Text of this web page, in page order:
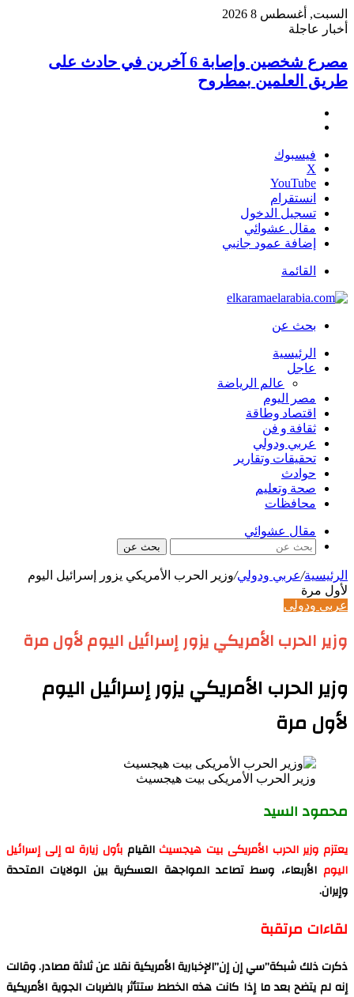
السبت, أغسطس 8 2026
أخبار عاجلة
مصرع شخصين وإصابة 6 آخرين في حادث على
طريق العلمين بمطروح
فيسبوك
‫X
‫YouTube
انستقرام
تسجيل الدخول
مقال عشوائي
إضافة عمود جانبي
القائمة
بحث عن
الرئيسية
عاجل
عالم الرياضة
مصر اليوم
اقتصاد وطاقة
ثقافة و فن
عربي ودولي
تحقيقات وتقارير
حوادث
صحة وتعليم
محافظات
مقال عشوائي
بحث عن
الرئيسية/عربي ودولي/وزير الحرب الأمريكي يزور إسرائيل اليوم
لأول مرة
عربي ودولي
وزير الحرب الأمريكي يزور إسرائيل اليوم لأول مرة
وزير الحرب الأمريكي يزور إسرائيل اليوم
لأول مرة
وزير الحرب الأمريكى بيت هيجسيث
محمود السيد
يعتزم وزير الحرب الأمريكى بيت هيجسيثالقيامبأول زيارة له إلى إسرائيل
اليوم الأربعاء، وسط تصاعد المواجهة العسكرية بين الولايات المتحدة
وإيران.
لقاءات مرتقبة
ذكرت ذلك شبكة”سي إن إن”الإخبارية الأمريكية نقلا عن ثلاثة مصادر. وقالت
إنه لم يتضح بعد ما إذا كانت هذه الخطط ستتأثر بالضربات الجوية الأمريكية